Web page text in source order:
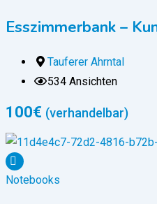
Esszimmerbank –
Tauferer Ahrntal
534 Ansichten
100€ (verhandelbar)
Notebooks